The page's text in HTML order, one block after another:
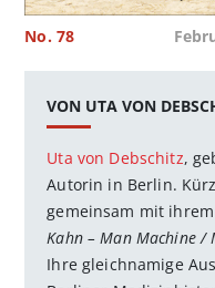
No. 78
VON UTA VON
Uta von Debschitz,
Autorin in Berlin.
gemeinsam mit
Kahn – Man Machine /
Ihre gleichnamige